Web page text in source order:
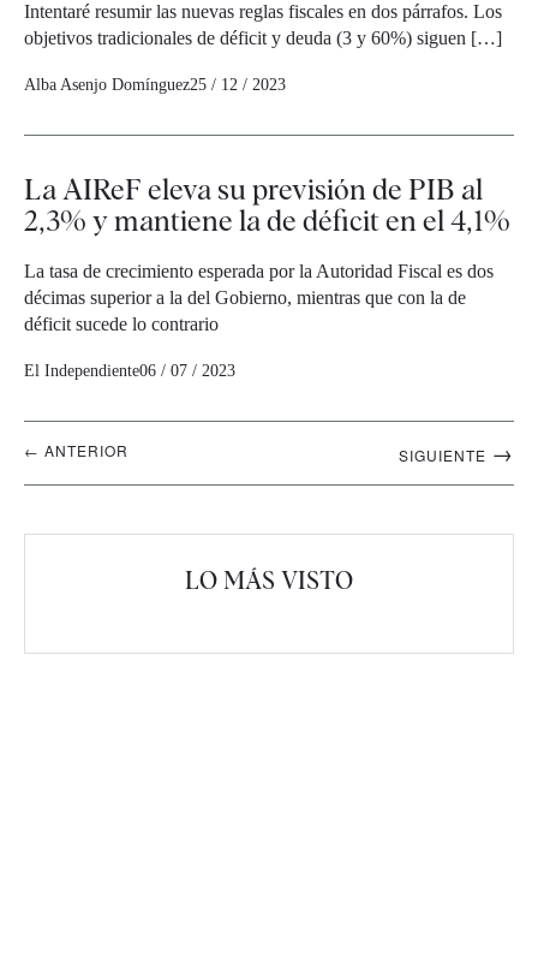
Intentaré resumir las nuevas reglas fiscales en dos párrafos. Los
objetivos tradicionales de déficit y deuda (3 y 60%) siguen […]
Alba Asenjo Domínguez25 / 12 / 2023
La AIReF eleva su previsión de PIB al
2,3% y mantiene la de déficit en el 4,1%
La tasa de crecimiento esperada por la Autoridad Fiscal es dos
décimas superior a la del Gobierno, mientras que con la de
déficit sucede lo contrario
El Independiente06 / 07 / 2023
Navegación
artículos
SIGUIENTE →
← ANTERIOR
LO MÁS VISTO